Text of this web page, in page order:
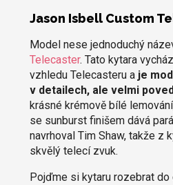
Jason Isbell Custom
Model nese jednoduchý
Telecaster. Tato kytara
vzhledu Telecasteru aje
v detailech, ale velmi
krásné krémově bílé
se sunburst finišem dává
navrhoval Tim Shaw, takže z
skvělý telecí zvuk.
Pojďme si kytaru rozebrat do